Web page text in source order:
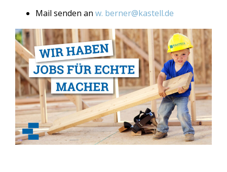
Mail senden an w. berner@kastell.de